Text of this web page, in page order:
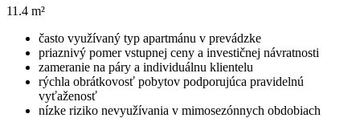
11.4 m²
často využívaný typ apartmánu v prevádzke
priaznivý pomer vstupnej ceny a investičnej návratnosti
zameranie na páry a individuálnu klientelu
rýchla obrátkovosť pobytov podporujúca pravidelnú
vyťaženosť
nízke riziko nevyužívania v mimosezónnych obdobiach